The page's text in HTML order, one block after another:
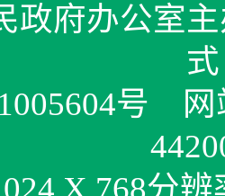
政府办公
式
号 网
X 768分